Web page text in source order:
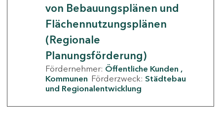
von Bebauungsplänen und
Flächennutzungsplänen
(Regionale
Planungsförderung)
Fördernehmer: Öffentliche Kunden
Kommunen Förderzweck: Städtebau
und Regionalentwicklung